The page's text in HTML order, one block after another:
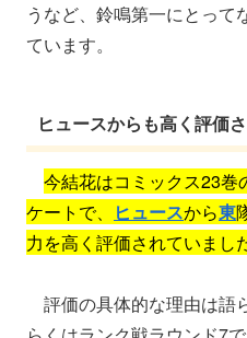
うなど、鈴鳴第一にとって
ています。
ヒュースからも高く評価
今結花はコミックス23巻
ケートで、
ヒュースから東
力を高く評価されていました
評価の具体的な理由は語